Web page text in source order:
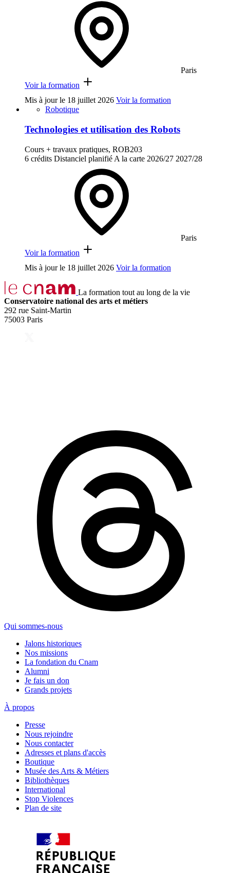
Paris
Voir la formation
Mis à jour le 18 juillet 2026 Voir la formation
Robotique
Technologies et utilisation des Robots
Cours + travaux pratiques, ROB203
6 crédits Distanciel planifié A la carte 2026/27 2027/28
Paris
Voir la formation
Mis à jour le 18 juillet 2026 Voir la formation
La formation tout au long de la vie
Conservatoire national des arts et métiers
292 rue Saint-Martin
75003 Paris
Qui sommes-nous
Jalons historiques
Nos missions
La fondation du Cnam
Alumni
Je fais un don
Grands projets
À propos
Presse
Nous rejoindre
Nous contacter
Adresses et plans d'accès
Boutique
Musée des Arts & Métiers
Bibliothèques
International
Stop Violences
Plan de site